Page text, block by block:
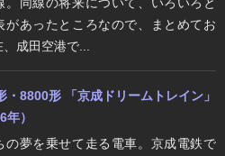
があったところなので、まとめてお
成田空港で...
・8800形 「京成ドリームトレイン」
）
の夢を乗せて走る電車。京成電鉄で